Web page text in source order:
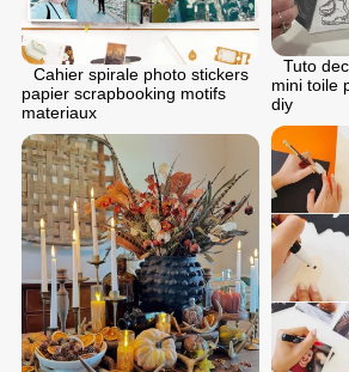
Tuto
mini toile
diy
Cahier spirale photo stickers
papier scrapbooking motifs
materiaux